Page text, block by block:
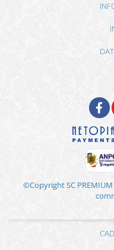
©Copyright SC PREMIUM